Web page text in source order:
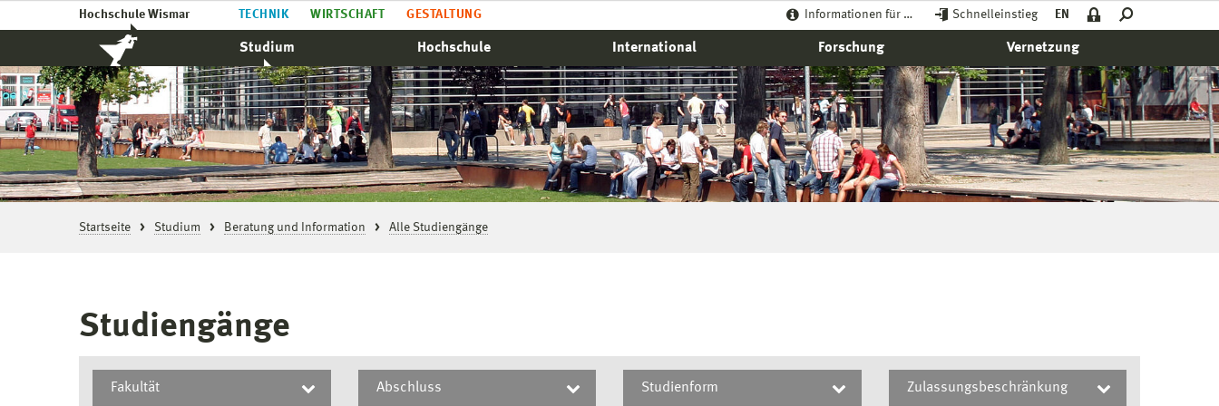
Hochschule Wismar TECHNIK WIRTSCHAFT GESTALTUNG Informationen für … Schnelleinstieg EN
Studium Hochschule International Forschung Vernetzung
Startseite Studium Beratung und Information Alle Studiengänge
Studiengänge
Fakultät Abschluss Studienform Zulassungsbeschränkung